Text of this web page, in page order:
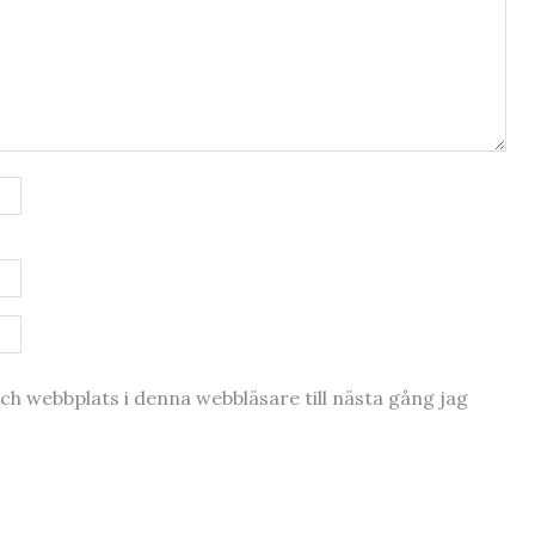
webbplats i denna webbläsare till nästa gång jag